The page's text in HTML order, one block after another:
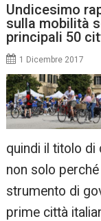
Undicesimo
sulla mobilità
principali 50
1 Dicembre 2017
quindi il titolo di
non solo
strumento di
prime città